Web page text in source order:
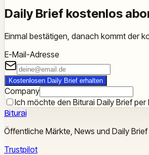
Daily Brief kostenlos
Einmal bestätigen, danach kommt der
E-Mail-Adresse
Kostenlosen Daily Brief erhalten
Company
Ich möchte den Biturai Daily Brief
Biturai
Öffentliche Märkte, News und Daily
Trustpilot